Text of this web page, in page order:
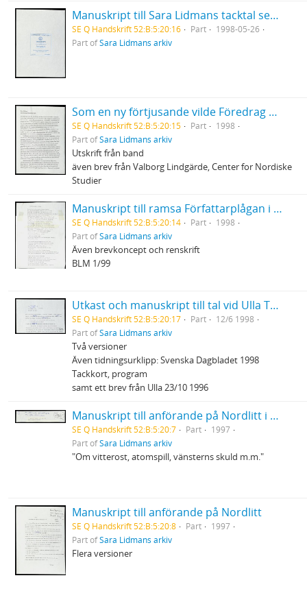
Manuskript till Sara Lidmans tacktal sedan hon tagit emot Sixten Heymans priset vid Göteborgs universitet
SE Q Handskrift 52:B:5:20:16 Part
1998-05-26
Part ofSara Lidmans arkiv
Som en ny förtjusande vilde Föredrag vid konferens i Odense - uppbrottet från modernism
SE Q Handskrift 52:B:5:20:15 Part
1998
Part ofSara Lidmans arkiv
Utskrift från band
även brev från Valborg Lindgärde, Center for Nordiske
Studier
Manuskript till ramsa Författarplågan i Norden
SE Q Handskrift 52:B:5:20:14 Part
1998
Part ofSara Lidmans arkiv
Även brevkoncept och renskrift
BLM 1/99
Utkast och manuskript till tal vid Ulla Torpes bår
SE Q Handskrift 52:B:5:20:17 Part
12/6 1998
Part ofSara Lidmans arkiv
Två versioner
Även tidningsurklipp: Svenska Dagbladet 1998
Tackkort, program
samt ett brev från Ulla 23/10 1996
Manuskript till anförande på Nordlitt i Skellefteå
SE Q Handskrift 52:B:5:20:7 Part
1997
Part ofSara Lidmans arkiv
"Om vitterost, atomspill, vänsterns skuld m.m."
Manuskript till anförande på Nordlitt
SE Q Handskrift 52:B:5:20:8 Part
1997
Part ofSara Lidmans arkiv
Flera versioner